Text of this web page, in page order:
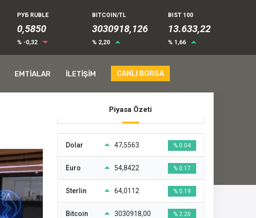
РУБ RUBLE
0,5852
% -0,32
BITCOIN/TL
3030918,126
% 2,20
BIST 100
13.633,22
% 1,66
EMTİALAR İLETİŞİM CANLI BORSA
Piyasa Özeti
Dolar 47,5563 % 0.04
Euro 54,8422 % 0.17
Sterlin 64,0112 % 0.19
Bitcoin 3030918,00 % 2.20